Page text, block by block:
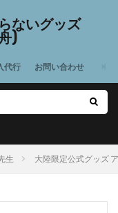
ないグッズ
)
代行 お問い合わせ
生 大陸限定公式グッズ